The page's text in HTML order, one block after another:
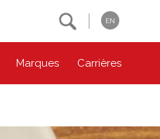
EN
Marques Carrières